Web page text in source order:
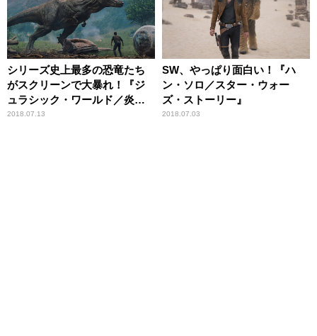
シリーズ史上最多の恐竜たち
がスクリーンで大暴れ！『ジ
ュラシック・ワールド／炎の
王国』
2018.07.13
SW、やっぱり面白い！『ハ
ン・ソロ／スター・ウォー
ズ・ストーリー』
2018.07.03